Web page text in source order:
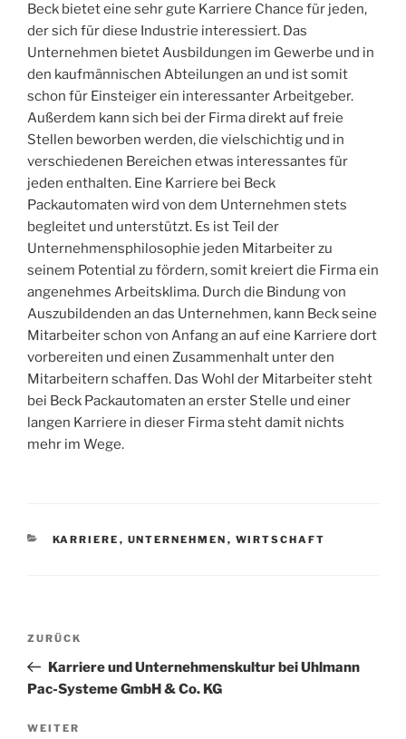
Beck bietet eine sehr gute Karriere Chance für jeden,
der sich für diese Industrie interessiert. Das
Unternehmen bietet Ausbildungen im Gewerbe und in
den kaufmännischen Abteilungen an und ist somit
schon für Einsteiger ein interessanter Arbeitgeber.
Außerdem kann sich bei der Firma direkt auf freie
Stellen beworben werden, die vielschichtig und in
verschiedenen Bereichen etwas interessantes für
jeden enthalten. Eine Karriere bei Beck
Packautomaten wird von dem Unternehmen stets
begleitet und unterstützt. Es ist Teil der
Unternehmensphilosophie jeden Mitarbeiter zu
seinem Potential zu fördern, somit kreiert die Firma ein
angenehmes Arbeitsklima. Durch die Bindung von
Auszubildenden an das Unternehmen, kann Beck seine
Mitarbeiter schon von Anfang an auf eine Karriere dort
vorbereiten und einen Zusammenhalt unter den
Mitarbeitern schaffen. Das Wohl der Mitarbeiter steht
bei Beck Packautomaten an erster Stelle und einer
langen Karriere in dieser Firma steht damit nichts
mehr im Wege.
KATEGORIEN
KARRIERE , UNTERNEHMEN , WIRTSCHAFT
Beitrags-
Vorheriger
Beitrag
ZURÜCK
Karriere und Unternehmenskultur bei Uhlmann
Pac-Systeme GmbH & Co. KG
Nächster
WEITER